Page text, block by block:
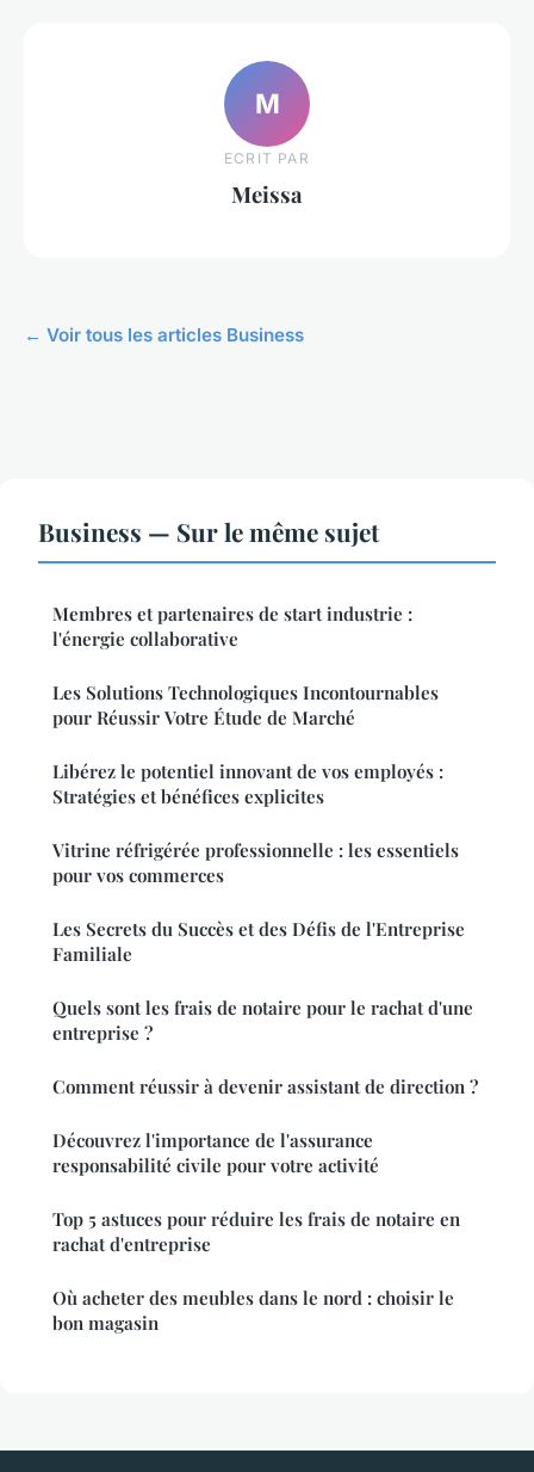
M
ECRIT PAR
Meissa
← Voir tous les articles Business
Business — Sur le même sujet
Membres et partenaires de start industrie :
l'énergie collaborative
Les Solutions Technologiques Incontournables
pour Réussir Votre Étude de Marché
Libérez le potentiel innovant de vos employés :
Stratégies et bénéfices explicites
Vitrine réfrigérée professionnelle : les essentiels
pour vos commerces
Les Secrets du Succès et des Défis de l'Entreprise
Familiale
Quels sont les frais de notaire pour le rachat d'une
entreprise ?
Comment réussir à devenir assistant de direction ?
Découvrez l'importance de l'assurance
responsabilité civile pour votre activité
Top 5 astuces pour réduire les frais de notaire en
rachat d'entreprise
Où acheter des meubles dans le nord : choisir le
bon magasin